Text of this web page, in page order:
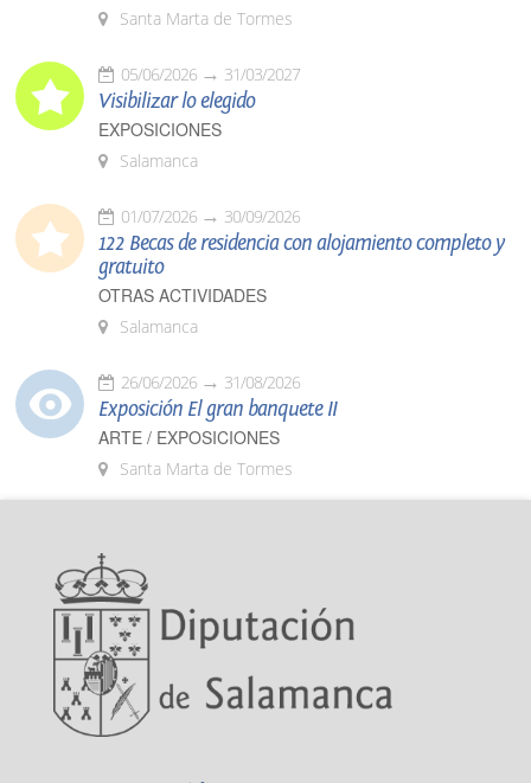
Santa Marta de Tormes
05/06/2026 31/03/2027
Visibilizar lo elegido
EXPOSICIONES
Salamanca
01/07/2026 30/09/2026
122 Becas de residencia con alojamiento completo y
gratuito
OTRAS ACTIVIDADES
Salamanca
26/06/2026 31/08/2026
Exposición El gran banquete II
ARTE / EXPOSICIONES
Santa Marta de Tormes